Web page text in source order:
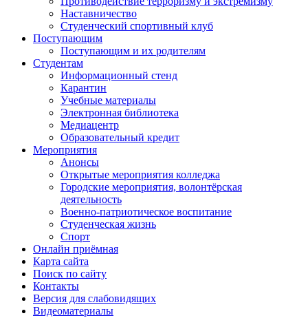
Наставничество
Студенческий спортивный клуб
Поступающим
Поступающим и их родителям
Студентам
Информационный стенд
Карантин
Учебные материалы
Электронная библиотека
Медиацентр
Образовательный кредит
Мероприятия
Анонсы
Открытые мероприятия колледжа
Городские мероприятия, волонтёрская
деятельность
Военно-патриотическое воспитание
Студенческая жизнь
Спорт
Онлайн приёмная
Карта сайта
Поиск по сайту
Контакты
Версия для слабовидящих
Видеоматериалы